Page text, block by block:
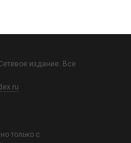
издание. Все
только с